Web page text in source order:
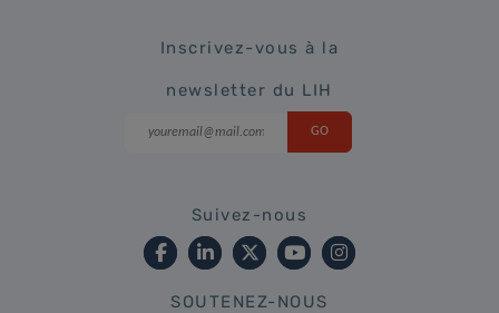
Inscrivez-vous à la
newsletter du LIH
Suivez-nous
SOUTENEZ-NOUS